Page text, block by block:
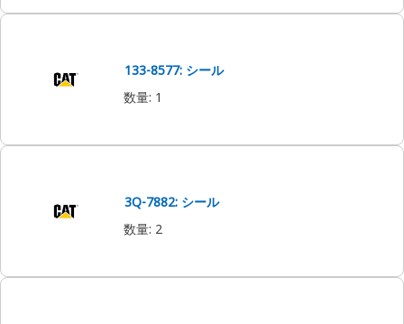
133-8577: シール
数量: 1
3Q-7882: シール
数量: 2